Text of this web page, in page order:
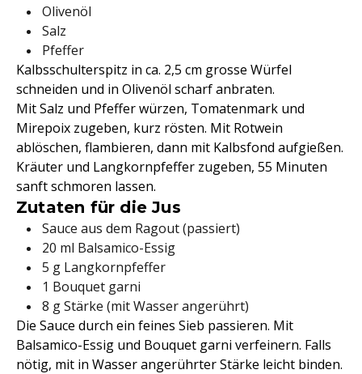
Olivenöl
Salz
Pfeffer
Kalbsschulterspitz in ca. 2,5 cm grosse Würfel
schneiden und in Olivenöl scharf anbraten.
Mit Salz und Pfeffer würzen, Tomatenmark und
Mirepoix zugeben, kurz rösten. Mit Rotwein
ablöschen, flambieren, dann mit Kalbsfond aufgießen.
Kräuter und Langkornpfeffer zugeben, 55 Minuten
sanft schmoren lassen.
Zutaten für die Jus
Sauce aus dem Ragout (passiert)
20 ml Balsamico-Essig
5 g Langkornpfeffer
1 Bouquet garni
8 g Stärke (mit Wasser angerührt)
Die Sauce durch ein feines Sieb passieren. Mit
Balsamico-Essig und Bouquet garni verfeinern. Falls
nötig, mit in Wasser angerührter Stärke leicht binden.